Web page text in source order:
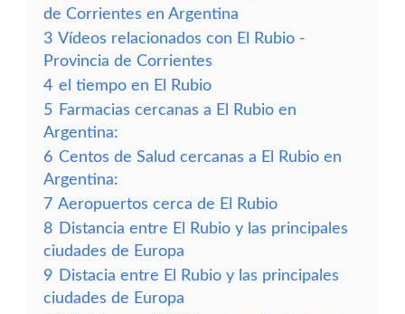
de Corrientes en Argentina
3 Vídeos relacionados con El Rubio -
Provincia de Corrientes
4 el tiempo en El Rubio
5 Farmacias cercanas a El Rubio en
Argentina:
6 Centos de Salud cercanas a El Rubio en
Argentina:
7 Aeropuertos cerca de El Rubio
8 Distancia entre El Rubio y las principales
ciudades de Europa
9 Distacia entre El Rubio y las principales
ciudades de Europa